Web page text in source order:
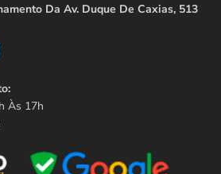
Da Av. Duque De Caxias, 513
Às 17h